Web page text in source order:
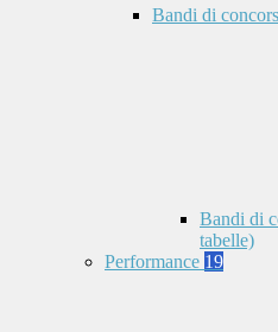
Bandi di
Bandi di
tabelle)
Performance 19